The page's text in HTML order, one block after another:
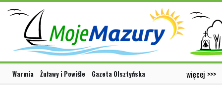
Warmia Żuławy i Powiśle Gazeta Olsztyńska więcej >>>